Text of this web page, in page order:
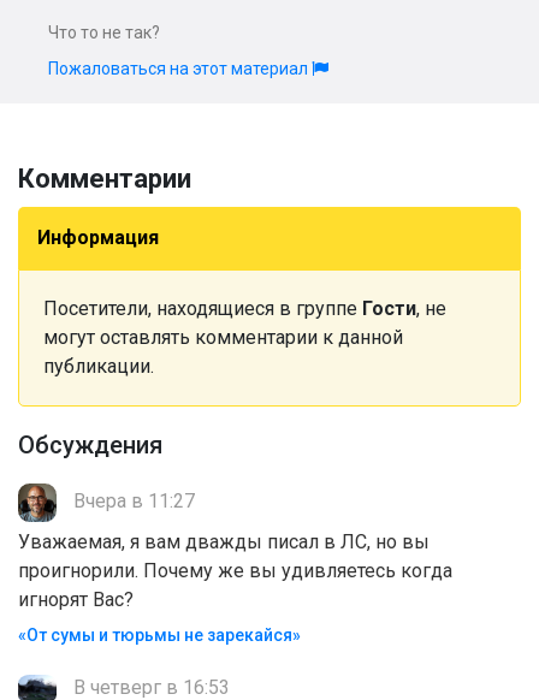
Что то не так?
Пожаловаться на этот материал
Комментарии
Информация
Посетители, находящиеся в группе Гости, не
могут оставлять комментарии к данной
публикации.
Обсуждения
Вчера в 11:27
Уважаемая, я вам дважды писал в ЛС, но вы
проигнорили. Почему же вы удивляетесь когда
игнорят Вас?
«От сумы и тюрьмы не зарекайся»
В четверг в 16:53